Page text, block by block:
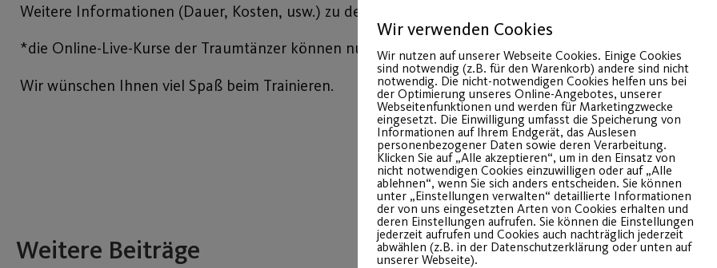
Weitere Informationen (Dauer, Kosten, usw.) zu den Kursen finden Sie in der Anmeldemaske des
*die Online-Live-Kurse der Traumtänzer können nur von Mitgliedern der Traumtänzer abgerufen
Wir wünschen Ihnen viel Spaß beim Trainieren.
Weitere Beiträge
Wir verwenden Cookies
Wir nutzen auf unserer Webseite Cookies. Einige Cookies
sind notwendig (z.B. für den Warenkorb) andere sind nicht
notwendig. Die nicht-notwendigen Cookies helfen uns bei
der Optimierung unseres Online-Angebotes, unserer
Webseitenfunktionen und werden für Marketingzwecke
eingesetzt. Die Einwilligung umfasst die Speicherung von
Informationen auf Ihrem Endgerät, das Auslesen
personenbezogener Daten sowie deren Verarbeitung.
Klicken Sie auf „Alle akzeptieren“, um in den Einsatz von
nicht notwendigen Cookies einzuwilligen oder auf „Alle
ablehnen“, wenn Sie sich anders entscheiden. Sie können
unter „Einstellungen verwalten“ detaillierte Informationen
der von uns eingesetzten Arten von Cookies erhalten und
deren Einstellungen aufrufen. Sie können die Einstellungen
jederzeit aufrufen und Cookies auch nachträglich jederzeit
abwählen (z.B. in der Datenschutzerklärung oder unten auf
unserer Webseite).